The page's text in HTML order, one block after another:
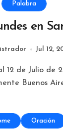
Palabra
en
Jul 12,
Buenos
Oración